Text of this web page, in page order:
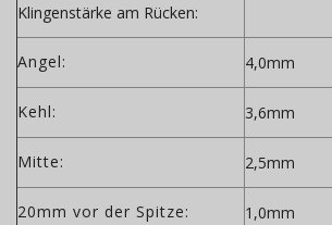
Klingenstärke am Rücken:
Angel: 4,0mm
Kehl: 3,6mm
Mitte: 2,5mm
20mm vor der Spitze: 1,0mm